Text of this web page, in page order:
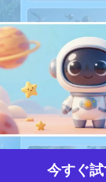
今すぐ
よう